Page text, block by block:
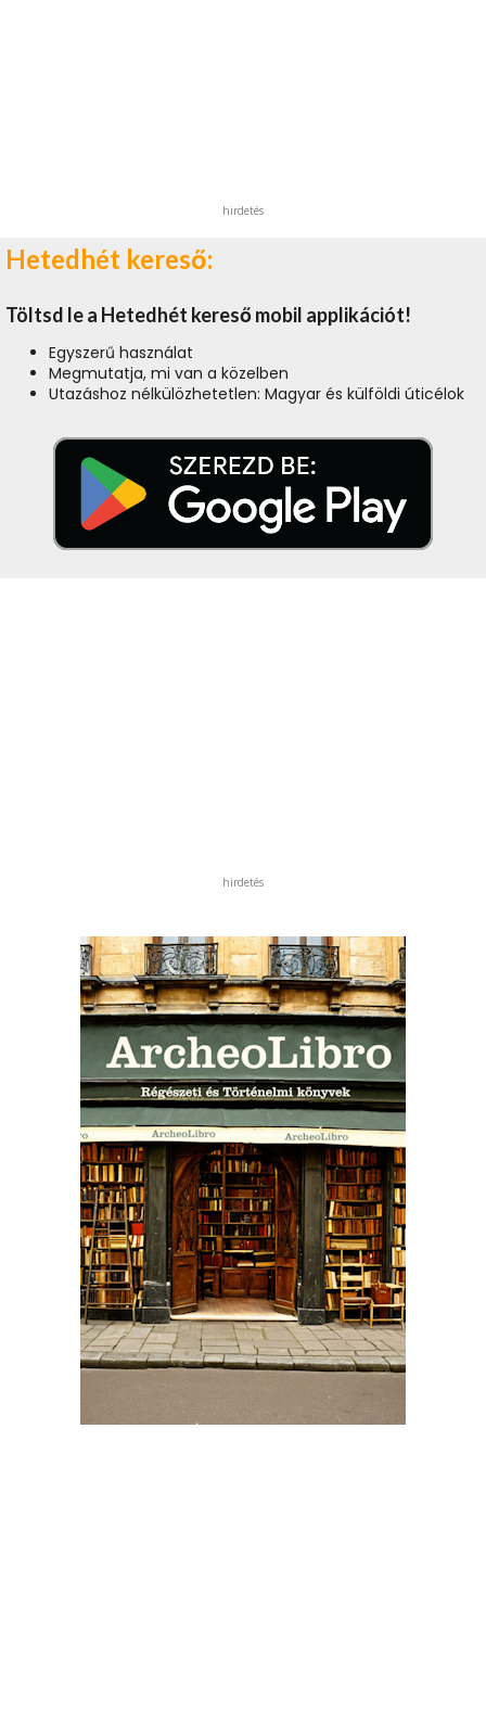
hirdetés
Hetedhét kereső:
Töltsd le a Hetedhét kereső mobil applikációt!
Egyszerű használat
Megmutatja, mi van a közelben
Utazáshoz nélkülözhetetlen: Magyar és külföldi úticélok
hirdetés